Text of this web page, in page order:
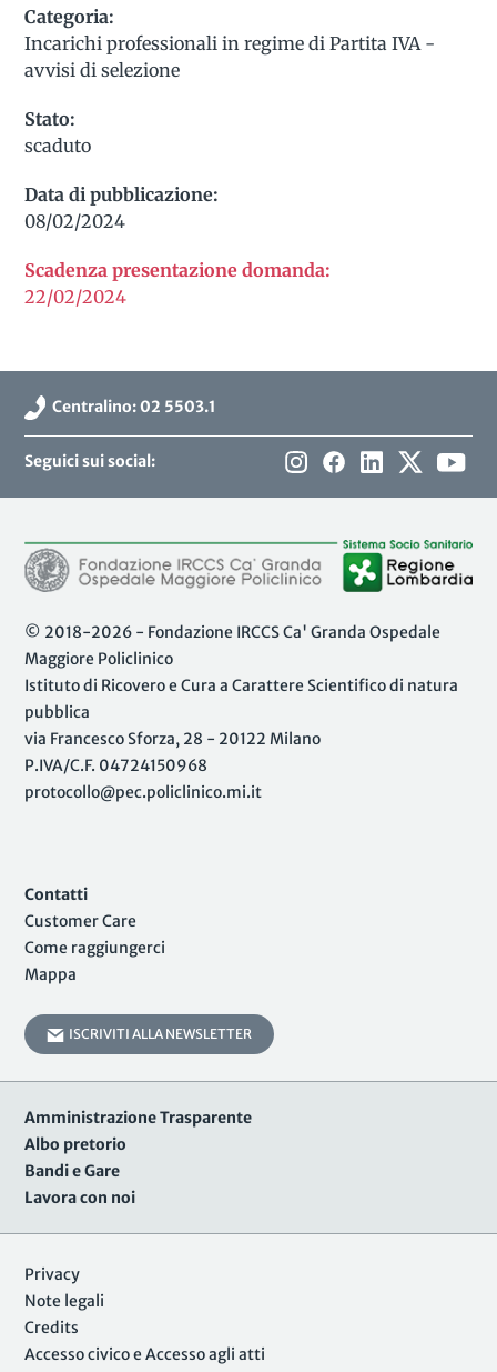
Categoria:
Incarichi professionali in regime di Partita IVA -
avvisi di selezione
Stato:
scaduto
Data di pubblicazione:
08/02/2024
Scadenza presentazione domanda:
22/02/2024
Centralino: 02 5503.1
Seguici sui social:
© 2018-2026 - Fondazione IRCCS Ca' Granda Ospedale
Maggiore Policlinico
Istituto di Ricovero e Cura a Carattere Scientifico di natura
pubblica
via Francesco Sforza, 28 - 20122 Milano
P.IVA/C.F. 04724150968
protocollo@pec.policlinico.mi.it
Contatti
Customer Care
Come raggiungerci
Mappa
ISCRIVITI ALLA NEWSLETTER
Amministrazione Trasparente
Albo pretorio
Bandi e Gare
Lavora con noi
Privacy
Note legali
Credits
Accesso civico e Accesso agli atti